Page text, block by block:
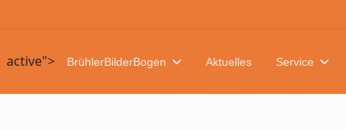
active"> BrühlerBilderBogen Aktuelles Service